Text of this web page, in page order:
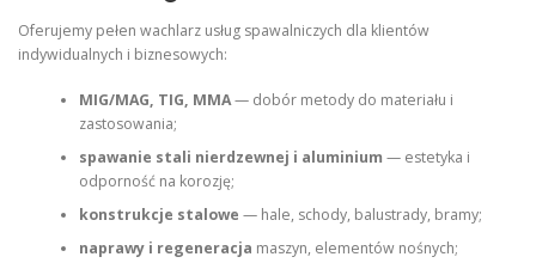
Oferujemy pełen wachlarz usług spawalniczych dla klientów
indywidualnych i biznesowych:
MIG/MAG, TIG, MMA— dobór metody do materiału i
zastosowania;
spawanie stali nierdzewnej i aluminium — estetyka i
odporność na korozję;
konstrukcje stalowe — hale, schody, balustrady, bramy;
naprawy i regeneracja maszyn, elementów nośnych;